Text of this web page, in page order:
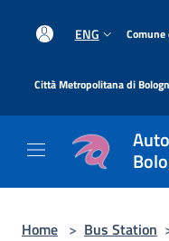
ENG Comune
Città Metropolitana di
Home > Bus Station